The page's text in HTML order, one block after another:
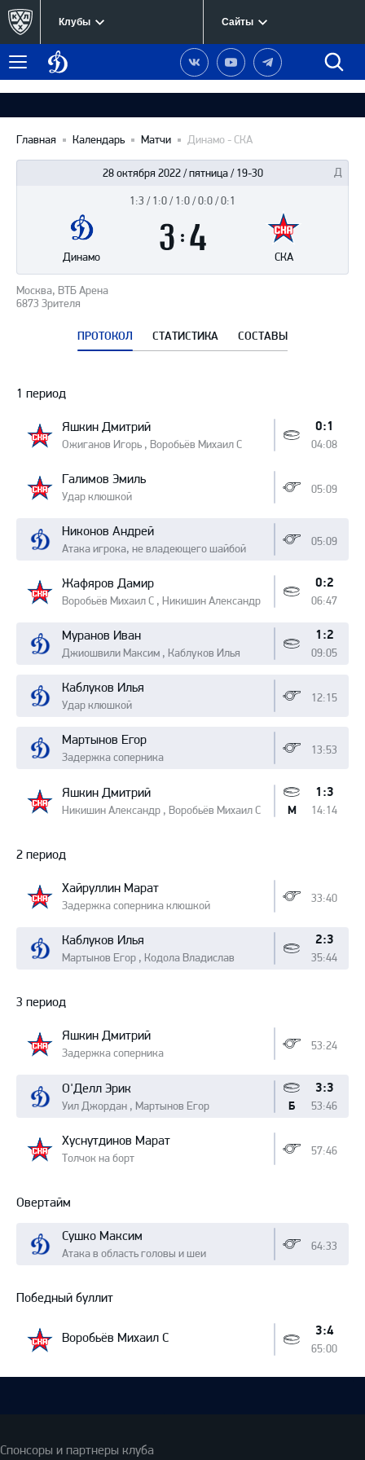
Клубы Сайты
Меню
Динамо
Москва
Наша
группа
Вконтакте
Наш
канал
YouTube
Наш
канал
Telegram
Главная Календарь Матчи Динамо - СКА
28 октября 2022 / пятница / 19-30
Москва, ВТБ Арена
6873 Зрителя
матча
1:3 / 1:0 / 1:0 / 0:0 / 0:1
Динамо СКА
ПРОТОКОЛ СТАТИСТИКА СОСТАВЫ
Протокол
1 период
Яшкин Дмитрий
Ожиганов Игорь , Воробьёв Михаил С
0:1
04:08
Галимов Эмиль
Удар клюшкой
05:09
Никонов Андрей
Атака игрока, не владеющего шайбой
05:09
Жафяров Дамир
Воробьёв Михаил С , Никишин Александр
0:2
06:47
Муранов Иван
Джиошвили Максим , Каблуков Илья
1:2
09:05
Каблуков Илья
Удар клюшкой
12:15
Мартынов Егор
Задержка соперника
13:53
Яшкин Дмитрий
Никишин Александр , Воробьёв Михаил С
1:3
14:14
М
2 период
Хайруллин Марат
Задержка соперника клюшкой
33:40
Каблуков Илья
Мартынов Егор , Кодола Владислав
2:3
35:44
3 период
Яшкин Дмитрий
Задержка соперника
53:24
О'Делл Эрик
Уил Джордан , Мартынов Егор
3:3
53:46
Б
Хуснутдинов Марат
Толчок на борт
57:46
Овертайм
Сушко Максим
Атака в область головы и шеи
64:33
Победный буллит
Воробьёв Михаил С 3:4
65:00
Спонсоры и партнеры клуба